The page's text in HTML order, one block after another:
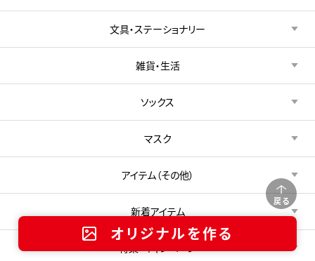
戻る
オリジナルを作る
文具・ステーショナリー
雑貨・生活
ソックス
マスク
アイテム（その他）
新着アイテム